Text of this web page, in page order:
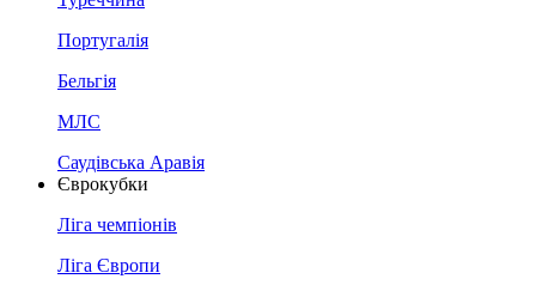
Португалія
Бельгія
МЛС
Саудівська Аравія
Єврокубки
Ліга чемпіонів
Ліга Європи